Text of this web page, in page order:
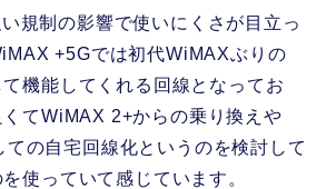
規制の影響で使いにくさが目立っ
+5Gでは初代WiMAXぶりの
て機能してくれる回線となってお
くてWiMAX 2+からの乗り換えや
ての自宅回線化というのを検討して
使っていて感じています。